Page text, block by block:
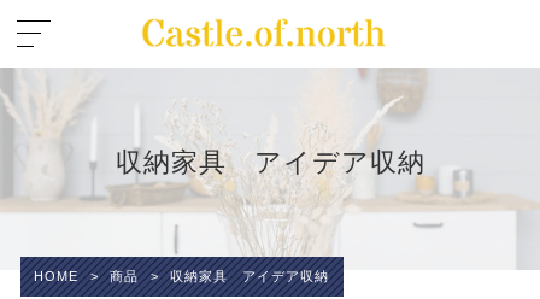
収納家具 アイデア収納
HOME > 商品 > 収納家具 アイデア収納